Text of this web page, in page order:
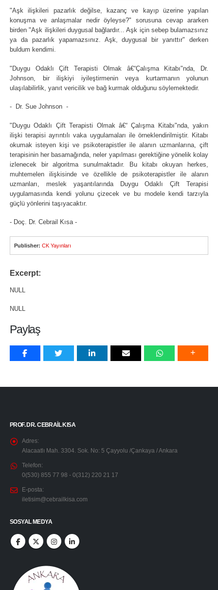
"Aşk ilişkileri pazarlık değilse, kazanç ve kayıp üzerine yapılan
konuşma ve anlaşmalar nedir öyleyse?" sorusuna cevap ararken
birden "Aşk ilişkileri duygusal bağlardır... Aşk için sebep bulamazsınız
ya da pazarlık yapamazsınız. Aşk, duygusal bir yanıttır" derken
buldum kendimi.
"Duygu Odaklı Çift Terapisti Olmak â€“Çalışma Kitabı"nda, Dr.
Johnson, bir ilişkiyi iyileştirmenin veya kurtarmanın yolunun
ulaşılabilirlik, yanıt vericilik ve bağ kurmak olduğunu söylemektedir.
- Dr. Sue Johnson -
"Duygu Odaklı Çift Terapisti Olmak â€“ Çalışma Kitabı"nda, yakın
ilişki terapisi ayrıntılı vaka uygulamaları ile örneklendirilmiştir. Kitabı
okumak isteyen kişi ve psikoterapistler ile alanın uzmanlarına, çift
terapisinin her basamağında, neler yapılması gerektiğine yönelik kolay
izlenecek bir algoritma sunulmaktadır. Bu kitabı okuyan herkes,
muhtemelen ilişkisinde ve özellikle de psikoterapistler ile alanın
uzmanları, meslek yaşantılarında Duygu Odaklı Çift Terapisi
uygulamasında kendi yolunu çizecek ve bu modele kendi tarzıyla
güçlü yönlerini taşıyacaktır.
- Doç. Dr. Cebrail Kısa -
Publisher: CK Yayınları
Excerpt:
NULL
NULL
Paylaş
PROF. DR. CEBRAIL KISA
Adres:
Alacaatlı Mah. 3304. Sok. No: 5 Çayyolu /Çankaya / Ankara
Telefon:
0(530) 855 77 98 - 0(312) 220 21 17
E-posta:
iletisim@cebrailkisa.com
SOSYAL MEDYA